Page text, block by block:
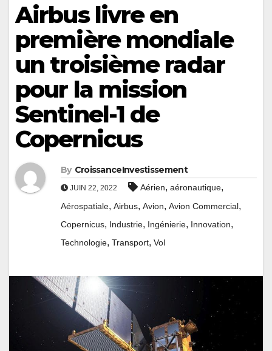
Airbus livre en
première mondiale
un troisième radar
pour la mission
Sentinel-1 de
Copernicus
By CroissanceInvestissement
JUIN 22, 2022 Aérien, aéronautique,
Aérospatiale, Airbus, Avion, Avion Commercial,
Copernicus, Industrie, Ingénierie, Innovation,
Technologie, Transport, Vol